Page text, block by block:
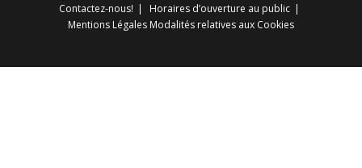
Contactez-nous!
Horaires d’ouverture au public
Mentions Légales Modalités relatives aux Cookies